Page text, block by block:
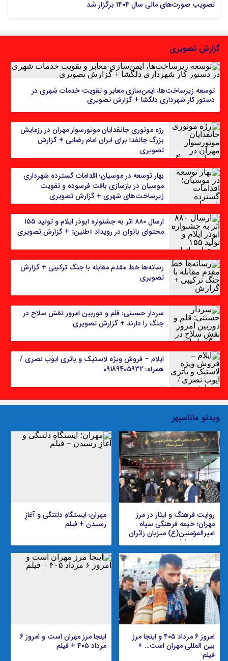
تصویب صورت‌های مالی سال ۱۴۰۴ برگزار شد
گزارش تصویری
توسعه زیرساخت‌ها، ایمن‌سازی معابر و تقویت خدمات شهری در
دستور کار شهرداری دلگشا + گزارش تصویری
رژه موتوری جانفدایان موتورسوار مهران در رزمایش
بزرگ جانفدا برای ایران امام رضایی + گزارش
تصویری
بهار توسعه در موسیان؛ اقدامات گسترده شهرداری
موسیان در بازسازی بافت فرسوده و تقویت
زیرساخت‌های شهری + گزارش تصویری
ارسال ۸۸۰ اثر به جشنواره ابوذر ایلام و تولید ۱۵۵
محتوای بانوان در رویداد «طنین» + گزارش تصویری
رسانه‌ها خط مقدم مقابله با جنگ ترکیبی + گزارش
تصویری
سردار حسینی: قلم و دوربین امروز نقش سلاح در
جنگ را دارند + گزارش تصویری
ایلام – فروش ویژه لاستیک و باتری ایوب نصری‌ /
همراه: 09189405932
ویدئو ماناسپهر
روایت فرهنگ و ایثار در مرز
مهران؛ خیمه فرهنگی سپاه
امیرالمؤمنین(ع) میزبان زائران
اربعین + فیلم
مهران؛ ایستگاهِ دلتنگی و آغازِ
رسیدن + فیلم
امروز ۶ مرداد ۴۰۵ و اینجا مرز
بین المللی مهران است… +
فیلم
اینجا مرز مهران است و امروز ۶
مرداد ۴۰۵ + فیلم